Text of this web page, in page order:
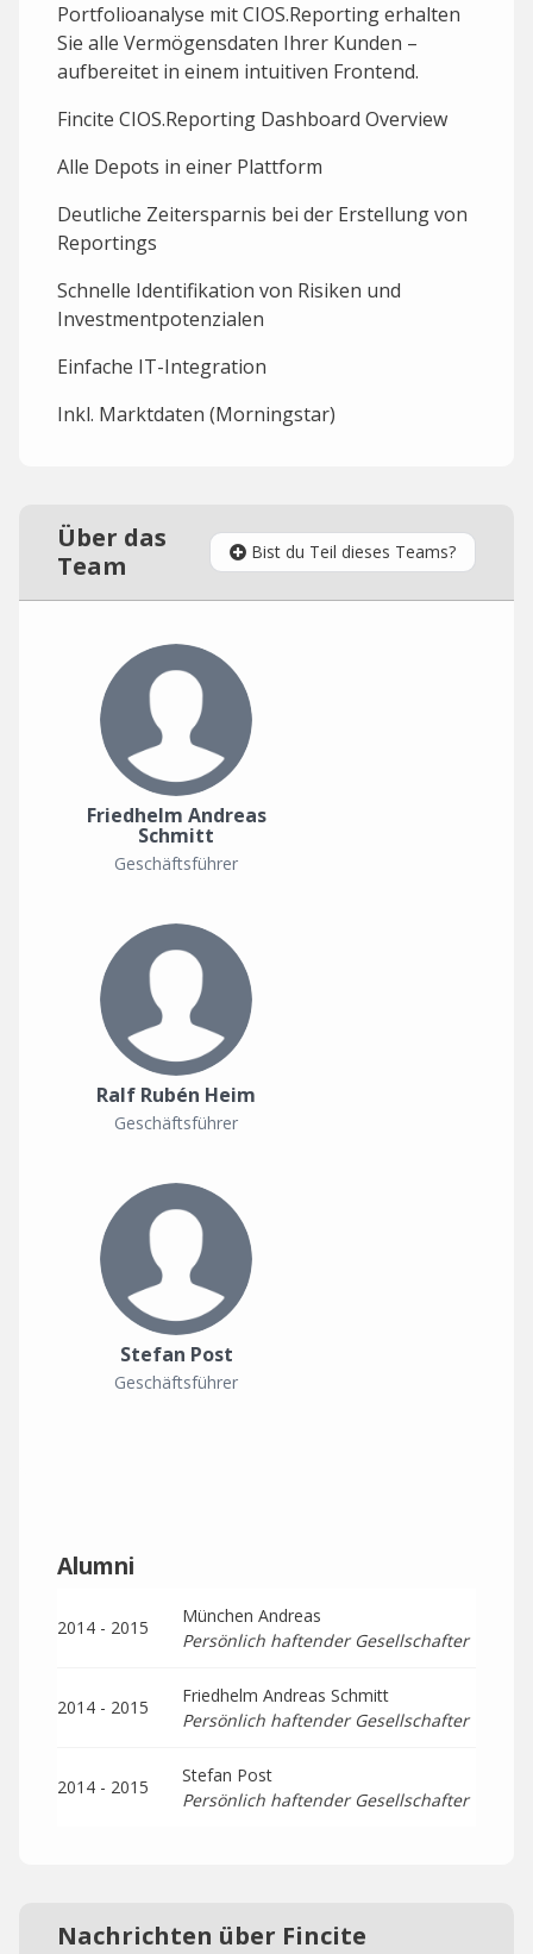
Portfolioanalyse mit CIOS.Reporting erhalten
Sie alle Vermögensdaten Ihrer Kunden –
aufbereitet in einem intuitiven Frontend.
Fincite CIOS.Reporting Dashboard Overview
Alle Depots in einer Plattform
Deutliche Zeitersparnis bei der Erstellung von
Reportings
Schnelle Identifikation von Risiken und
Investmentpotenzialen
Einfache IT-Integration
Inkl. Marktdaten (Morningstar)
Über das
Team
Bist du Teil dieses Teams?
Friedhelm Andreas
Schmitt
Geschäftsführer
Ralf Rubén Heim
Geschäftsführer
Stefan Post
Geschäftsführer
Alumni
2014 - 2015
München Andreas
Persönlich haftender Gesellschafter
2014 - 2015
Friedhelm Andreas Schmitt
Persönlich haftender Gesellschafter
2014 - 2015
Stefan Post
Persönlich haftender Gesellschafter
Nachrichten über Fincite